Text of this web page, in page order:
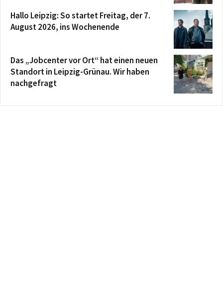
Hallo Leipzig: So startet Freitag, der 7.
August 2026, ins Wochenende
Das „Jobcenter vor Ort“ hat einen neuen
Standort in Leipzig-Grünau. Wir haben
nachgefragt